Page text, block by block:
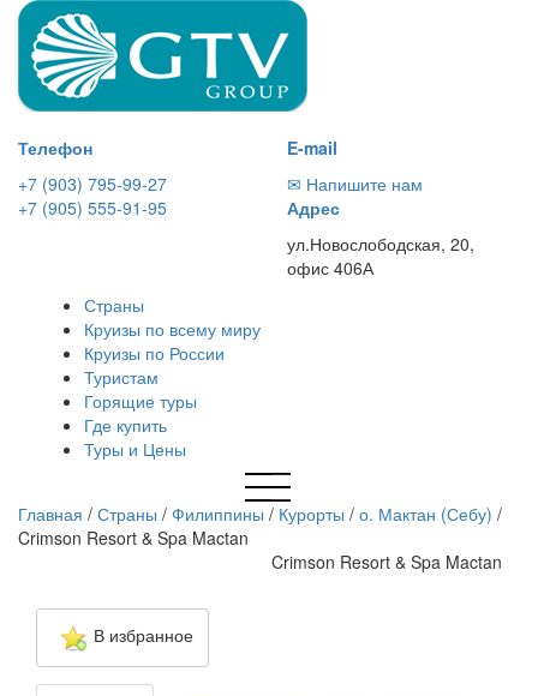
Телефон
+7 (903) 795-99-27
+7 (905) 555-91-95
E-mail
✉ Напишите нам
Адрес
ул.Новослободская, 20,
офис 406А
Страны
Круизы по всему миру
Круизы по России
Туристам
Горящие туры
Где купить
Туры и Цены
Главная / Страны / Филиппины / Курорты / о. Мактан (Себу) /
Crimson Resort & Spa Mactan
Crimson Resort & Spa Mactan
В избранное